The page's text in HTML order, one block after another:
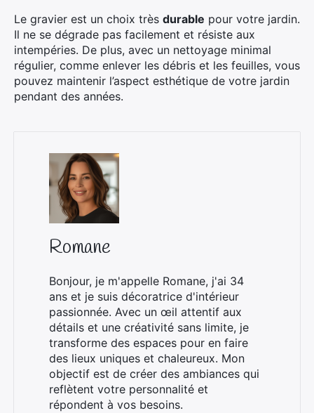
Le gravier est un choix très durable pour votre jardin.
Il ne se dégrade pas facilement et résiste aux
intempéries. De plus, avec un nettoyage minimal
régulier, comme enlever les débris et les feuilles, vous
pouvez maintenir l’aspect esthétique de votre jardin
pendant des années.
Romane
Bonjour, je m'appelle Romane, j'ai 34
ans et je suis décoratrice d'intérieur
passionnée. Avec un œil attentif aux
détails et une créativité sans limite, je
transforme des espaces pour en faire
des lieux uniques et chaleureux. Mon
objectif est de créer des ambiances qui
reflètent votre personnalité et
répondent à vos besoins.